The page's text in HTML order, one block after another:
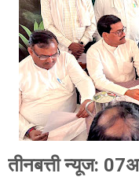
तीनबत्ती न्यूज: